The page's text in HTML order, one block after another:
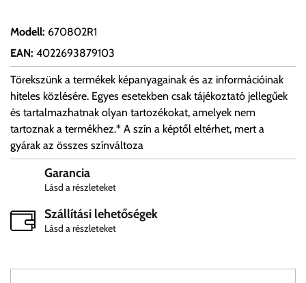
Modell: 670802R1
EAN: 4022693879103
Törekszünk a termékek képanyagainak és az információinak
hiteles közlésére. Egyes esetekben csak tájékoztató jellegűek
és tartalmazhatnak olyan tartozékokat, amelyek nem
tartoznak a termékhez.* A szín a képtől eltérhet, mert a
gyárak az összes színváltoza
Garancia
Lásd a részleteket
Szállítási lehetőségek
Lásd a részleteket